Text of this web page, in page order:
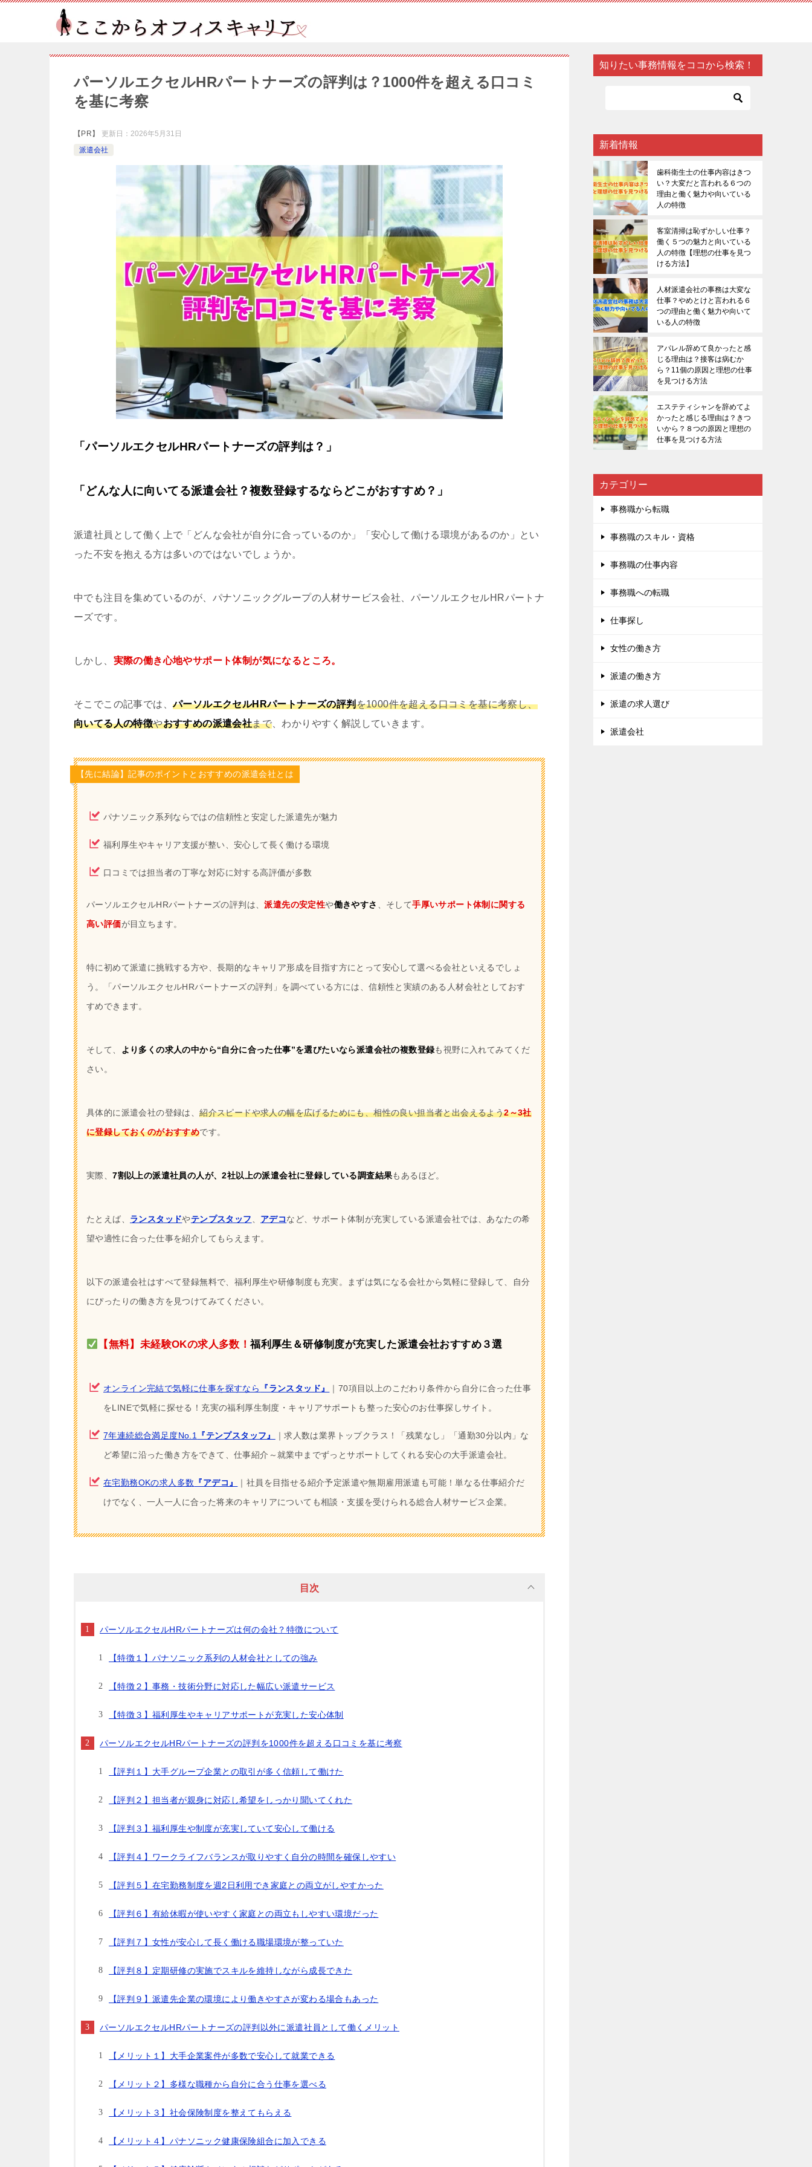
パーソルエクセルHRパートナーズの評判は？1000件を超える口コミ
を基に考察
【PR】 更新日：2026年5月31日
派遣会社
「パーソルエクセルHRパートナーズの評判は？」
「どんな人に向いてる派遣会社？複数登録するならどこがおすすめ？」
派遣社員として働く上で「どんな会社が自分に合っているのか」「安心して働ける環境があるのか」とい
った不安を抱える方は多いのではないでしょうか。
中でも注目を集めているのが、パナソニックグループの人材サービス会社、パーソルエクセルHRパートナ
ーズです。
しかし、 実際の働き心地やサポート体制が気になるところ。
そこでこの記事では、パーソルエクセルHRパートナーズの評判を1000件を超える口コミを基に考察し、
向いてる人の特徴やおすすめの派遣会社まで 、わかりやすく解説していきます。
【先に結論】記事のポイントとおすすめの派遣会社とは
パナソニック系列ならではの信頼性と安定した派遣先が魅力
福利厚生やキャリア支援が整い、安心して長く働ける環境
口コミでは担当者の丁寧な対応に対する高評価が多数
パーソルエクセルHRパートナーズの評判は、派遣先の安定性や働きやすさ 、そして手厚いサポート体制に関する
高い評価が目立ちます。
特に初めて派遣に挑戦する方や、長期的なキャリア形成を目指す方にとって安心して選べる会社といえるでしょ
う。「パーソルエクセルHRパートナーズの評判」を調べている方には、信頼性と実績のある人材会社としておす
すめできます。
そして、 より多くの求人の中から“自分に合った仕事”を選びたいなら派遣会社の複数登録も視野に入れてみてくだ
さい。
具体的に派遣会社の登録は、紹介スピードや求人の幅を広げるためにも、相性の良い担当者と出会えるよう2～3社
に登録しておくのがおすすめです。
実際、7割以上の派遣社員の人が、2社以上の派遣会社に登録している調査結果もあるほど。
たとえば、 ランスタッドやテンプスタッフ アデコなど、サポート体制が充実している派遣会社では、あなたの希
望や適性に合った仕事を紹介してもらえます。
以下の派遣会社はすべて登録無料で、福利厚生や研修制度も充実。まずは気になる会社から気軽に登録して、自分
にぴったりの働き方を見つけてみてください。
【無料】未経験OKの求人多数！福利厚生＆研修制度が充実した派遣会社おすすめ３選
オンライン完結で気軽に仕事を探すなら 『ランスタッド』
｜70項目以上のこだわり条件から自分に合った仕事
をLINEで気軽に探せる！充実の福利厚生制度・キャリアサポートも整った安心のお仕事探しサイト。
7年連続総合満足度No.1 『テンプスタッフ』
｜求人数は業界トップクラス！「残業なし」「通勤30分以内」な
ど希望に沿った働き方をできて、仕事紹介～就業中までずっとサポートしてくれる安心の大手派遣会社。
在宅勤務OKの求人多数 『アデコ』
｜社員を目指せる紹介予定派遣や無期雇用派遣も可能！単なる仕事紹介だ
けでなく、一人一人に合った将来のキャリアについても相談・支援を受けられる総合人材サービス企業。
目次
パーソルエクセルHRパートナーズは何の会社？特徴について
【特徴１】パナソニック系列の人材会社としての強み
【特徴２】事務・技術分野に対応した幅広い派遣サービス
【特徴３】福利厚生やキャリアサポートが充実した安心体制
パーソルエクセルHRパートナーズの評判を1000件を超える口コミを基に考察
【評判１】大手グループ企業との取引が多く信頼して働けた
【評判２】担当者が親身に対応し希望をしっかり聞いてくれた
【評判３】福利厚生や制度が充実していて安心して働ける
【評判４】ワークライフバランスが取りやすく自分の時間を確保しやすい
【評判５】在宅勤務制度を週2日利用でき家庭との両立がしやすかった
【評判６】有給休暇が使いやすく家庭との両立もしやすい環境だった
【評判７】女性が安心して長く働ける職場環境が整っていた
【評判８】定期研修の実施でスキルを維持しながら成長できた
【評判９】派遣先企業の環境により働きやすさが変わる場合もあった
パーソルエクセルHRパートナーズの評判以外に派遣社員として働くメリット
【メリット１】大手企業案件が多数で安心して就業できる
【メリット２】多様な職種から自分に合う仕事を選べる
【メリット３】社会保険制度を整えてもらえる
【メリット４】パナソニック健康保険組合に加入できる
知りたい事務情報をココから検索！
新着情報
歯科衛生士の仕事内容はきつ
い？大変だと言われる６つの
理由と働く魅力や向いている
人の特徴
客室清掃は恥ずかしい仕事？
働く５つの魅力と向いている
人の特徴【理想の仕事を見つ
ける方法】
人材派遣会社の事務は大変な
仕事？やめとけと言われる６
つの理由と働く魅力や向いて
いる人の特徴
アパレル辞めて良かったと感
じる理由は？接客は病むか
ら？11個の原因と理想の仕事
を見つける方法
エステティシャンを辞めてよ
かったと感じる理由は？きつ
いから？８つの原因と理想の
仕事を見つける方法
カテゴリー
事務職から転職
事務職のスキル・資格
事務職の仕事内容
事務職への転職
仕事探し
女性の働き方
派遣の働き方
派遣の求人選び
派遣会社